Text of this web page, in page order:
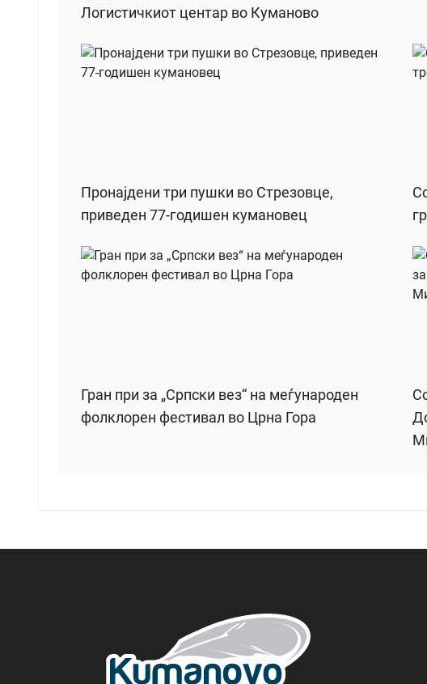
Логистичкиот центар во Куманово
Пронајдени три пушки во Стрезовце,
приведен 77-годишен кумановец
Гран при за „Српски вез“ на меѓународен
фолклорен фестивал во Црна Гора